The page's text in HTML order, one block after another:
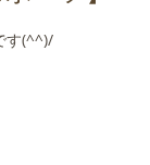
す(^^)/